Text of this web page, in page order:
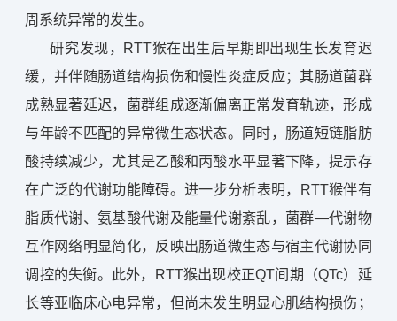
周系统异常的发生。
研究发现，RTT猴在出生后早期即出现生长发育迟
缓，并伴随肠道结构损伤和慢性炎症反应；其肠道菌群
成熟显著延迟，菌群组成逐渐偏离正常发育轨迹，形成
与年龄不匹配的异常微生态状态。同时，肠道短链脂肪
酸持续减少，尤其是乙酸和丙酸水平显著下降，提示存
在广泛的代谢功能障碍。进一步分析表明，RTT猴伴有
脂质代谢、氨基酸代谢及能量代谢紊乱，菌群—代谢物
互作网络明显简化，反映出肠道微生态与宿主代谢协同
调控的失衡。此外，RTT猴出现校正QT间期（QTc）延
长等亚临床心电异常，但尚未发生明显心肌结构损伤；